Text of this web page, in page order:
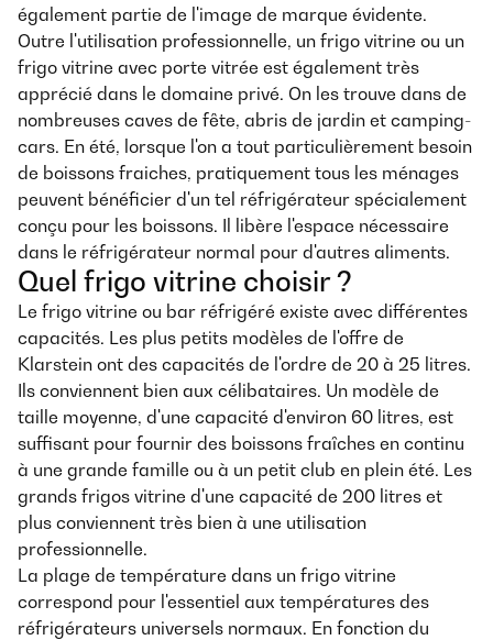
également partie de l'image de marque évidente.
Outre l'utilisation professionnelle, un frigo vitrine ou un
frigo vitrine avec porte vitrée est également très
apprécié dans le domaine privé. On les trouve dans de
nombreuses caves de fête, abris de jardin et camping-
cars. En été, lorsque l'on a tout particulièrement besoin
de boissons fraiches, pratiquement tous les ménages
peuvent bénéficier d'un tel réfrigérateur spécialement
conçu pour les boissons. Il libère l'espace nécessaire
dans le réfrigérateur normal pour d'autres aliments.
Quel frigo vitrine choisir ?
Le frigo vitrine ou bar réfrigéré existe avec différentes
capacités. Les plus petits modèles de l'offre de
Klarstein ont des capacités de l'ordre de 20 à 25 litres.
Ils conviennent bien aux célibataires. Un modèle de
taille moyenne, d'une capacité d'environ 60 litres, est
suffisant pour fournir des boissons fraîches en continu
à une grande famille ou à un petit club en plein été. Les
grands frigos vitrine d'une capacité de 200 litres et
plus conviennent très bien à une utilisation
professionnelle.
La plage de température dans un frigo vitrine
correspond pour l'essentiel aux températures des
réfrigérateurs universels normaux. En fonction du